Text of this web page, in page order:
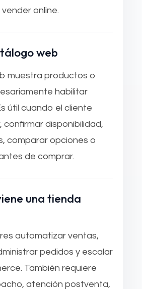
online.
web
muestra productos o
habilitar
útil cuando el cliente
disponibilidad,
comparar opciones o
de comprar.
una tienda
automatizar ventas,
pedidos y escalar
También requiere
atención postventa,